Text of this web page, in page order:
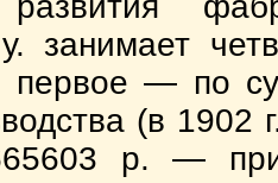
занимает
первое — по
(в 1902
р. —